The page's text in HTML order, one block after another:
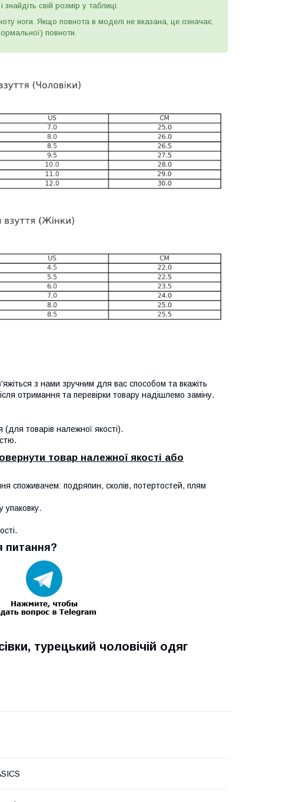
свій розмір у таблиці.
ноги. Якщо повнота в моделі не вказана, це означає,
повноти.
з нами зручним для вас способом та вкажіть
отримання та перевірки товару надішлемо заміну.
товарів належної якості).
товар належної якості або
споживачем: подряпин, сколів, потертостей, плям
упаковку.
питання?
турецький чоловічій одяг